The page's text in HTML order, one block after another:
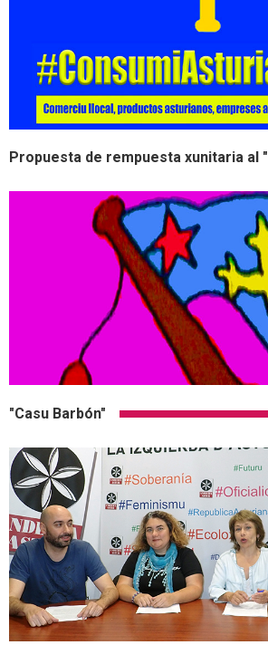
Propuesta de rempuesta xunitaria al
"Casu Barbón"